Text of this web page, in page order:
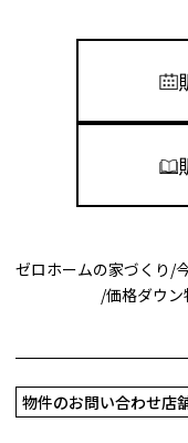
ゼロホームの家づくり /
/価格ダウン
物件のお問い合わせ店